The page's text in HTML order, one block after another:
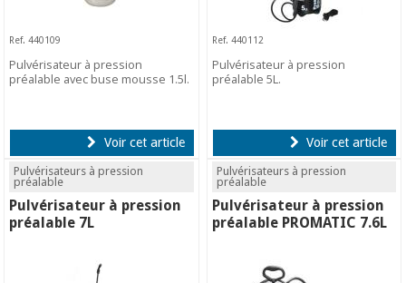
Ref. 440109
Pulvérisateur à pression
préalable avec buse mousse 1.5l.
Voir cet article
Ref. 440112
Pulvérisateur à pression
préalable 5L.
Voir cet article
Pulvérisateurs à pression
préalable
Pulvérisateur à pression
préalable 7L
Pulvérisateurs à pression
préalable
Pulvérisateur à pression
préalable PROMATIC 7.6L